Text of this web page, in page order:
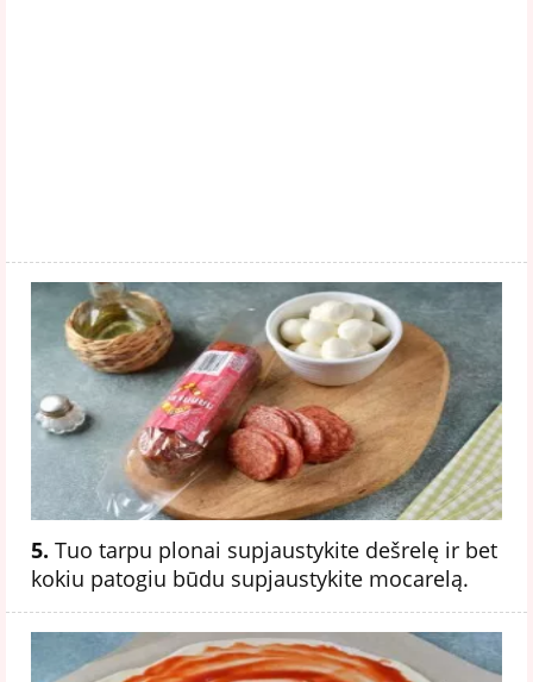
5. Tuo tarpu plonai supjaustykite dešrelę ir bet
kokiu patogiu būdu supjaustykite mocarelą.